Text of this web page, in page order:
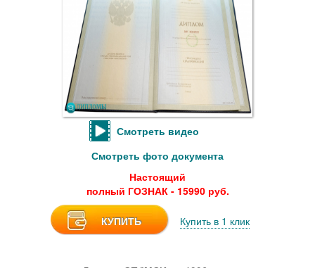
Смотреть видео
Смотреть фото документа
Настоящий
полный ГОЗНАК - 15990 руб.
КУПИТЬ Купить в 1 клик